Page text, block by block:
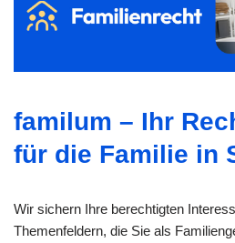
familum – Ihr
für die Familie in
Wir sichern Ihre berechtigten
Themenfeldern, die Sie als